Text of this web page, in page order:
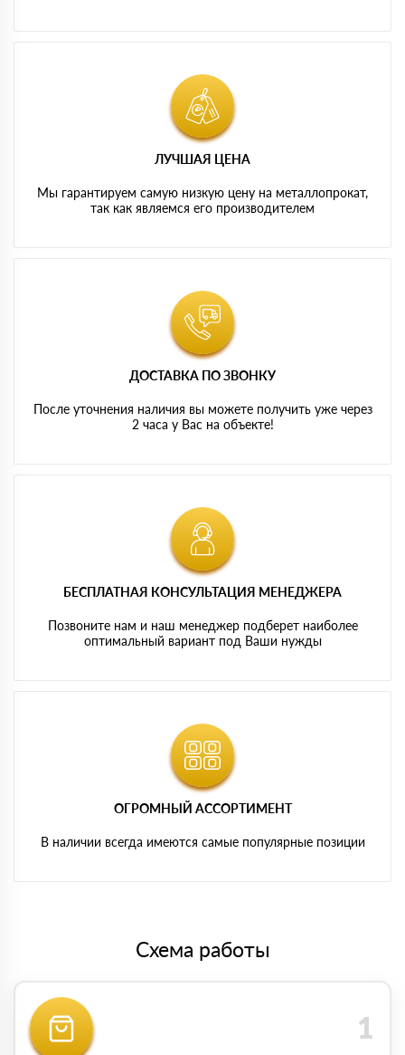
ЛУЧШАЯ ЦЕНА
Мы гарантируем самую низкую цену на металлопрокат,
так как являемся его производителем
ДОСТАВКА ПО ЗВОНКУ
После уточнения наличия вы можете получить уже через
2 часа у Вас на объекте!
БЕСПЛАТНАЯ КОНСУЛЬТАЦИЯ МЕНЕДЖЕРА
Позвоните нам и наш менеджер подберет наиболее
оптимальный вариант под Ваши нужды
ОГРОМНЫЙ АССОРТИМЕНТ
В наличии всегда имеются самые популярные позиции
Схема работы